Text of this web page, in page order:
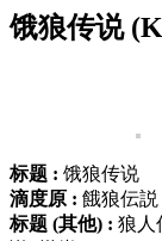
饿狼传说
标题 : 饿狼传说
滴度原 : 餓狼伝説
标题 (其他) : 狼人